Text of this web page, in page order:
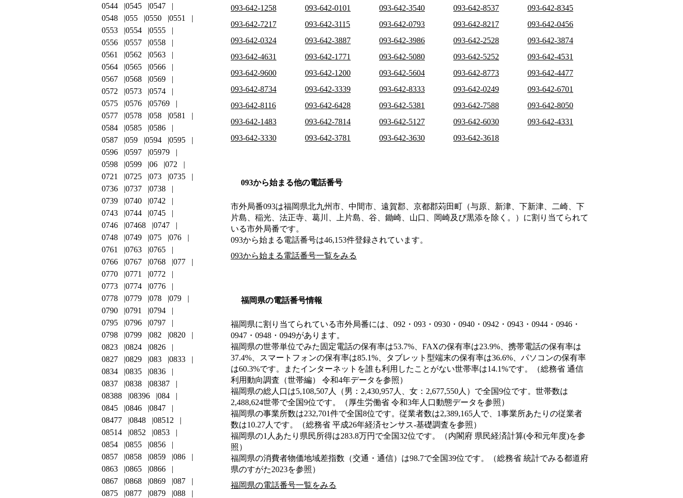
093-642-1258
093-642-0101 093-642-3540 093-642-8537
093-642-8345
093-642-7217
093-642-3115 093-642-0793 093-642-8217
093-642-0456
093-642-0324
093-642-3887 093-642-3986 093-642-2528
093-642-3874
093-642-4631
093-642-1771 093-642-5080 093-642-5252
093-642-4531
093-642-9600
093-642-1200 093-642-5604 093-642-8773
093-642-4477
093-642-8734
093-642-3339 093-642-8333 093-642-0249
093-642-6701
093-642-8116
093-642-6428 093-642-5381 093-642-7588
093-642-8050
093-642-1483
093-642-7814 093-642-5127 093-642-6030
093-642-4331
093-642-3330
093-642-3781 093-642-3630 093-642-3618
093から始まる他の電話番号
市外局番093は福岡県北九州市、中間市、遠賀郡、京都郡苅田町（与原、新津、下新津、二崎、下
片島、稲光、法正寺、葛川、上片島、谷、鋤崎、山口、岡崎及び黒添を除く。） に割り当てられて
いる市外局番です。
093から始まる電話番号は46,153件登録されています。
093から始まる電話番号一覧をみる
福岡県の電話番号情報
福岡県に割り当てられている市外局番には、092・093・0930・0940・0942・0943・0944・0946・
0947・0948・0949があります。
福岡県の世帯単位でみた固定電話の保有率は53.7%、FAXの保有率は23.9%、携帯電話の保有率は
37.4%、スマートフォンの保有率は85.1%、タブレット型端末の保有率は36.6%、パソコンの保有率
は60.3%です。またインターネットを誰も利用したことがない世帯率は14.1%です。（総務省 通信
利用動向調査（世帯編） 令和4年データを参照）
福岡県の総人口は5,108,507人（男：2,430,957人、女：2,677,550人）で全国9位です。世帯数は
2,488,624世帯で全国9位です。（厚生労働省 令和3年人口動態データを参照）
福岡県の事業所数は232,701件で全国8位です。従業者数は2,389,165人で、1事業所あたりの従業者
数は10.27人です。（総務省 平成26年経済センサス‐基礎調査を参照）
福岡県の1人あたり県民所得は283.8万円で全国32位です。（内閣府 県民経済計算(令和元年度)を参
照）
福岡県の消費者物価地域差指数（交通・通信）は98.7で全国39位です。（総務省 統計でみる都道府
県のすがた2023を参照）
福岡県の電話番号一覧をみる
0544
0545
0547
0548
055 0550
0551
0553
0554
0555
0556
0557
0558
0561
0562
0563
0564
0565
0566
0567
0568
0569
0572
0573
0574
0575
0576
05769
0577
0578 058
0581
0584
0585
0586
0587
059 0594
0595
0596
0597
05979
0598
0599 06
072
0721
0725 073
0735
0736
0737
0738
0739
0740
0742
0743
0744
0745
0746
07468
0747
0748
0749 075
076
0761
0763
0765
0766
0767 0768
077
0770
0771
0772
0773
0774
0776
0778
0779 078
079
0790
0791
0794
0795
0796
0797
0798
0799 082
0820
0823
0824
0826
0827
0829 083
0833
0834
0835
0836
0837
0838
08387
08388
08396
084
0845
0846
0847
08477
0848
08512
08514
0852
0853
0854
0855
0856
0857
0858 0859
086
0863
0865
0866
0867
0868 0869
087
0875
0877 0879
088